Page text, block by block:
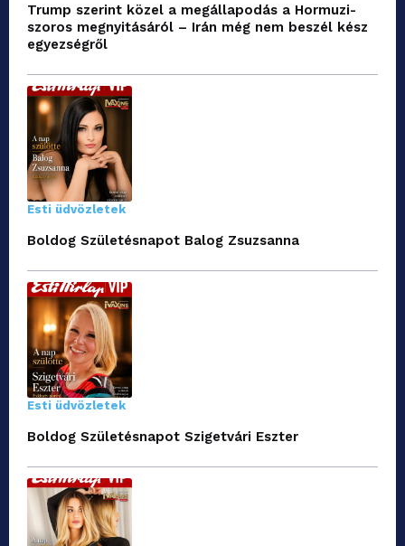
Trump szerint közel a megállapodás a Hormuzi-
szoros megnyitásáról – Irán még nem beszél kész
egyezségről
Esti üdvözletek
Boldog Születésnapot Balog Zsuzsanna
Esti üdvözletek
Boldog Születésnapot Szigetvári Eszter